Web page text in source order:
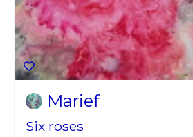
Prénom
Statut / Organisation
J'accepte lestermes et conditions
Adresse email*
Nom
Prénom
Marief
Six roses